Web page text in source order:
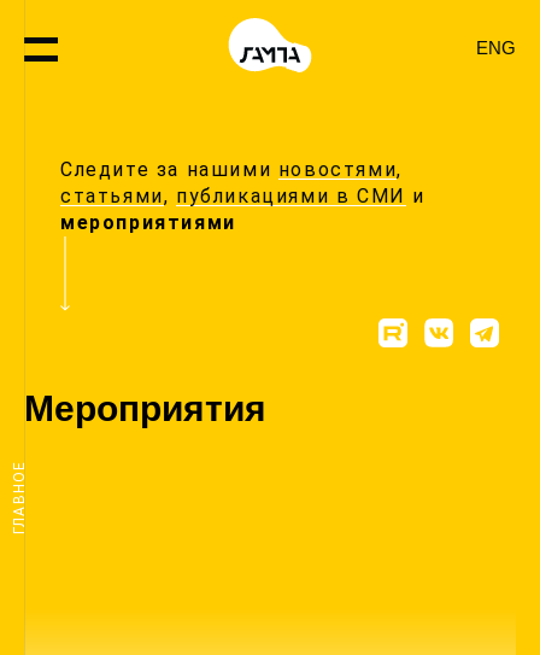
ENG
Следите за нашими новостями,
статьями, публикациями в СМИ и
мероприятиями
Мероприятия
ГЛАВНОЕ